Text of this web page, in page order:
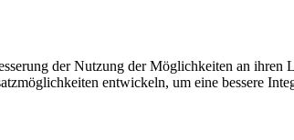
der Nutzung der Möglichkeiten an
entwickeln, um eine bessere